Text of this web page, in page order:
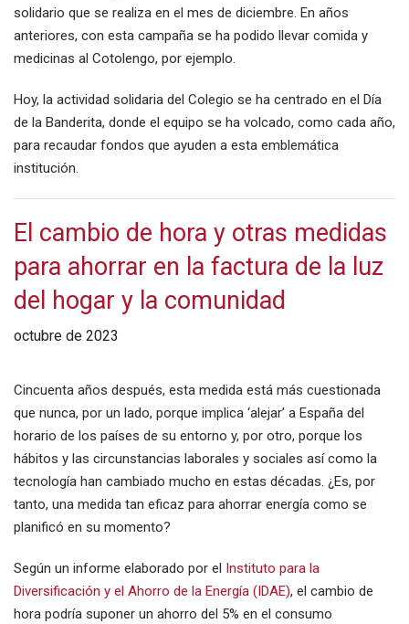
solidario que se realiza en el mes de diciembre. En años
anteriores, con esta campaña se ha podido llevar comida y
medicinas al Cotolengo, por ejemplo.
Hoy, la actividad solidaria del Colegio se ha centrado en el Día
de la Banderita, donde el equipo se ha volcado, como cada año,
para recaudar fondos que ayuden a esta emblemática
institución.
El cambio de hora y otras medidas
para ahorrar en la factura de la luz
del hogar y la comunidad
octubre de 2023
Cincuenta años después, esta medida está más cuestionada
que nunca, por un lado, porque implica ‘alejar’ a España del
horario de los países de su entorno y, por otro, porque los
hábitos y las circunstancias laborales y sociales así como la
tecnología han cambiado mucho en estas décadas. ¿Es, por
tanto, una medida tan eficaz para ahorrar energía como se
planificó en su momento?
Según un informe elaborado por el
Instituto para la
Diversificación y el Ahorro de la Energía (IDAE), el cambio de
hora podría suponer un ahorro del 5% en el consumo